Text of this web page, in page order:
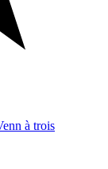
à trois